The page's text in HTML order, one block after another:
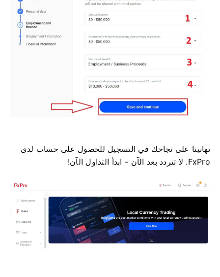
تهانينا على نجاحك في التسجيل للحصول على حساب لدى
FxPro. لا تتردد بعد الآن - ابدأ التداول الآن!